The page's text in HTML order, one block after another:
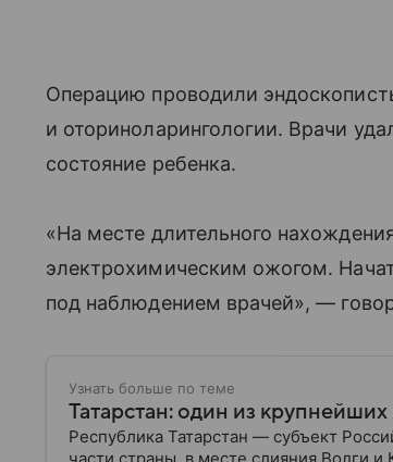
Операцию проводили
и оториноларингологии. Врачи
состояние ребенка.
«На месте длительного
электрохимическим ожогом.
под наблюдением врачей», —
Узнать больше по теме
Татарстан: один из
Республика Татарстан — субъект